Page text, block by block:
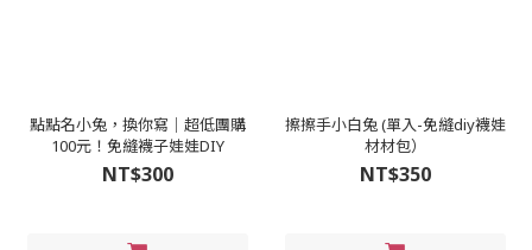
點點名小兔，換你寫│超低團購
100元！免縫襪子娃娃DIY
NT$300
擦擦手小白兔 (單入-免縫diy襪娃
材材包）
NT$350